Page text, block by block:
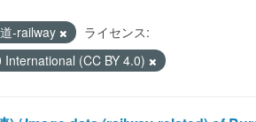
-railway
ライセンス:
(CC BY 4.0)